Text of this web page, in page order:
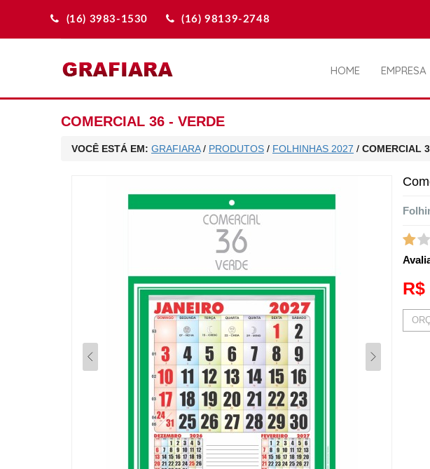
(16) 3983-1530 (16) 98139-2748
HOME EMPRESA
COMERCIAL 36 - VERDE
VOCÊ ESTÁ EM: GRAFIARA/ PRODUTOS / FOLHINHAS 2027 / COMERCIAL
R$